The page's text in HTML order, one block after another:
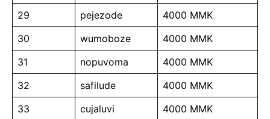
29
pejezode
4000 MMK
30
wumoboze
4000 MMK
31
nopuvoma
4000 MMK
32
safilude
4000 MMK
33
cujaluvi
4000 MMK